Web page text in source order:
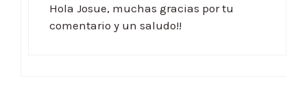
Hola Josue, muchas gracias por tu
comentario y un saludo!!